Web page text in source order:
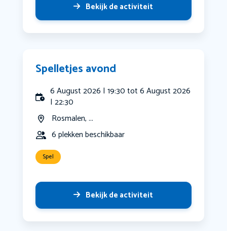
Bekijk de activiteit
Spelletjes avond
6 August 2026 | 19:30 tot 6 August 2026
| 22:30
Rosmalen, ...
6 plekken beschikbaar
Spel
Bekijk de activiteit